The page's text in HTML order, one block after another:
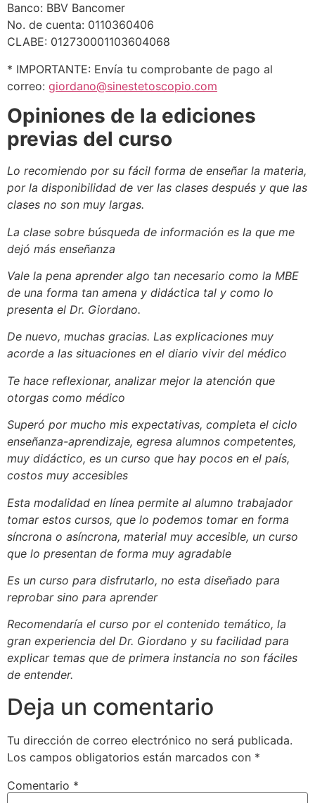
Banco: BBV Bancomer
No. de cuenta: 0110360406
CLABE: 012730001103604068
* IMPORTANTE: Envía tu comprobante de pago al
correo: giordano@sinestetoscopio.com
Opiniones de la ediciones
previas del curso
Lo recomiendo por su fácil forma de enseñar la materia,
por la disponibilidad de ver las clases después y que las
clases no son muy largas.
La clase sobre búsqueda de información es la que me
dejó más enseñanza
Vale la pena aprender algo tan necesario como la MBE
de una forma tan amena y didáctica tal y como lo
presenta el Dr. Giordano.
De nuevo, muchas gracias. Las explicaciones muy
acorde a las situaciones en el diario vivir del médico
Te hace reflexionar, analizar mejor la atención que
otorgas como médico
Superó por mucho mis expectativas, completa el ciclo
enseñanza-aprendizaje, egresa alumnos competentes,
muy didáctico, es un curso que hay pocos en el país,
costos muy accesibles
Esta modalidad en línea permite al alumno trabajador
tomar estos cursos, que lo podemos tomar en forma
síncrona o asíncrona, material muy accesible, un curso
que lo presentan de forma muy agradable
Es un curso para disfrutarlo, no esta diseñado para
reprobar sino para aprender
Recomendaría el curso por el contenido temático, la
gran experiencia del Dr. Giordano y su facilidad para
explicar temas que de primera instancia no son fáciles
de entender.
Deja un comentario
Tu dirección de correo electrónico no será publicada.
Los campos obligatorios están marcados con *
Comentario *